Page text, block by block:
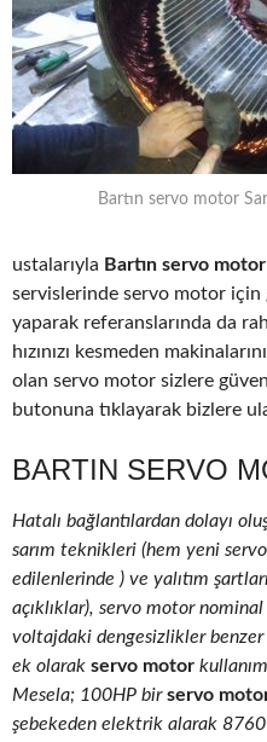
Bartın servo motor
ustalarıyla Bartın servo
servislerinde servo motor için
yaparak referanslarında da
hızınızı kesmeden
olan servo motor sizlere
butonuna tıklayarak bizlere
BARTIN SERVO
Hatalı bağlantılardan dolayı
sarım teknikleri (hem yeni
edilenlerinde ) ve yalıtım
açıklıklar), servo motor nominal
voltajdaki dengesizlikler
ek olarak servo motor
Mesela; 100HP birservo
şebekeden elektrik alarak